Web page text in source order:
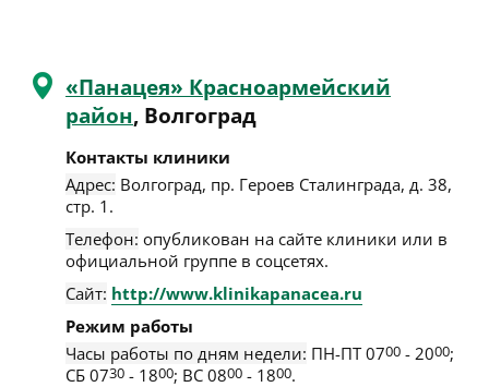
«Панацея» Красноармейский
район, Волгоград
Контакты клиники
Адрес: Волгоград, пр. Героев Сталинграда, д. 38,
стр. 1 .
Телефон: опубликован на сайте клиники или в
официальной группе в соцсетях.
Сайт: http://www.klinikapanacea.ru
Режим работы
Часы работы по дням недели: ПН-ПТ 0700 - 2000;
СБ 0730 - 1800; ВС 0800 - 1800.